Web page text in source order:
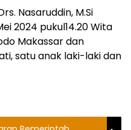
Nasaruddin, M.Si
2024 pukul14.20 Wita
Makassar dan
satu anak laki-laki dan